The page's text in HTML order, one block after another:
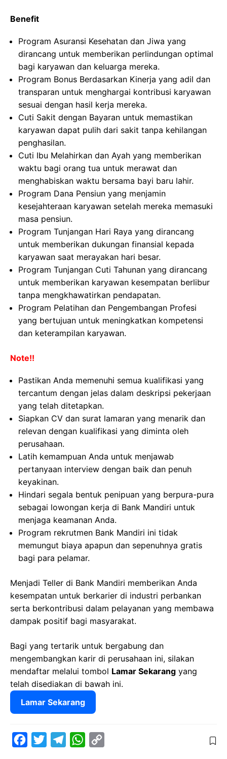
Benefit
Program Asuransi Kesehatan dan Jiwa yang
dirancang untuk memberikan perlindungan optimal
bagi karyawan dan keluarga mereka.
Program Bonus Berdasarkan Kinerja yang adil dan
transparan untuk menghargai kontribusi karyawan
sesuai dengan hasil kerja mereka.
Cuti Sakit dengan Bayaran untuk memastikan
karyawan dapat pulih dari sakit tanpa kehilangan
penghasilan.
Cuti Ibu Melahirkan dan Ayah yang memberikan
waktu bagi orang tua untuk merawat dan
menghabiskan waktu bersama bayi baru lahir.
Program Dana Pensiun yang menjamin
kesejahteraan karyawan setelah mereka memasuki
masa pensiun.
Program Tunjangan Hari Raya yang dirancang
untuk memberikan dukungan finansial kepada
karyawan saat merayakan hari besar.
Program Tunjangan Cuti Tahunan yang dirancang
untuk memberikan karyawan kesempatan berlibur
tanpa mengkhawatirkan pendapatan.
Program Pelatihan dan Pengembangan Profesi
yang bertujuan untuk meningkatkan kompetensi
dan keterampilan karyawan.
Note!!
Pastikan Anda memenuhi semua kualifikasi yang
tercantum dengan jelas dalam deskripsi pekerjaan
yang telah ditetapkan.
Siapkan CV dan surat lamaran yang menarik dan
relevan dengan kualifikasi yang diminta oleh
perusahaan.
Latih kemampuan Anda untuk menjawab
pertanyaan interview dengan baik dan penuh
keyakinan.
Hindari segala bentuk penipuan yang berpura-pura
sebagai lowongan kerja di Bank Mandiri untuk
menjaga keamanan Anda.
Program rekrutmen Bank Mandiri ini tidak
memungut biaya apapun dan sepenuhnya gratis
bagi para pelamar.
Menjadi Teller di Bank Mandiri memberikan Anda
kesempatan untuk berkarier di industri perbankan
serta berkontribusi dalam pelayanan yang membawa
dampak positif bagi masyarakat.
Bagi yang tertarik untuk bergabung dan
mengembangkan karir di perusahaan ini, silakan
mendaftar melalui tombol Lamar Sekarang yang
telah disediakan di bawah ini.
Lamar Sekarang
W